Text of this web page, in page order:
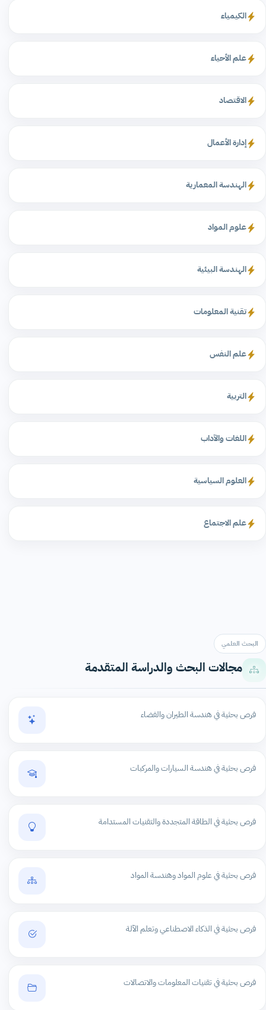
الكيمياء
علم الأحياء
الاقتصاد
إدارة الأعمال
الهندسة المعمارية
علوم المواد
الهندسة البيئية
تقنية المعلومات
علم النفس
التربية
اللغات والآداب
العلوم السياسية
علم الاجتماع
البحث العلمي
مجالات البحث والدراسة المتقدمة
فرص بحثية في هندسة الطيران والفضاء
فرص بحثية في هندسة السيارات والمركبات
فرص بحثية في الطاقة المتجددة والتقنيات المستدامة
فرص بحثية في علوم المواد وهندسة المواد
فرص بحثية في الذكاء الاصطناعي وتعلم الآلة
فرص بحثية في تقنيات المعلومات والاتصالات